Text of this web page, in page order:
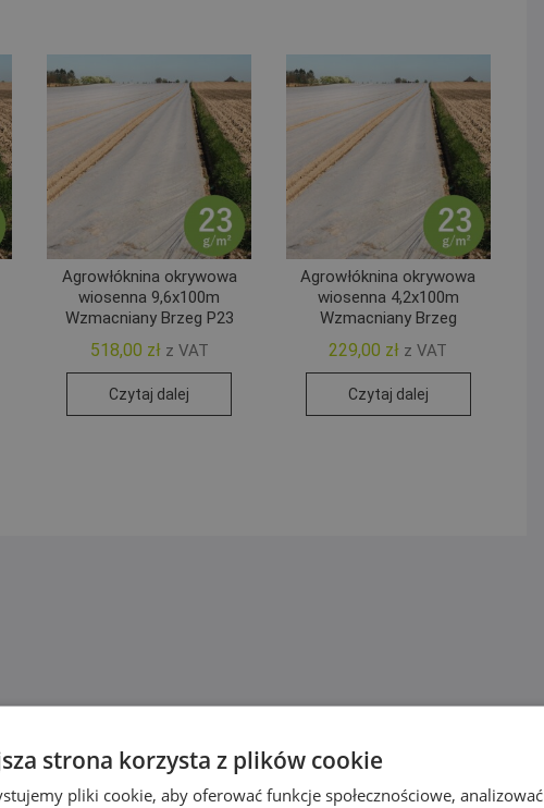
Agrowłóknina okrywowa
wiosenna 9,6x100m
Wzmacniany Brzeg P23
518,00 zł z VAT
Czytaj dalej
Agrowłóknina okrywowa
wiosenna 4,2x100m
Wzmacniany Brzeg
229,00 zł z VAT
Czytaj dalej
strona korzysta z plików cookie
pliki cookie, aby oferować funkcje społecznościowe, analizować